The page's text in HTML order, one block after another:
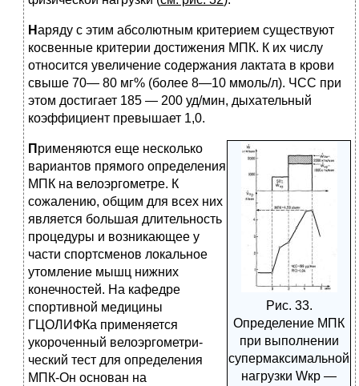
Наряду с этим абсолютным критерием существуют
косвенные критерии достижения МПК. К их числу
относится увеличение содержания лактата в крови
свыше 70— 80 мг% (более 8—10 ммоль/л). ЧСС при
этом достигает 185 — 200 уд/мин, дыхательный
коэффициент превышает 1,0.
Рис. 33.
Определение МПК
при выполнении
супермаксимальной
нагрузки Wкр —
П рименяются еще несколько
вариантов прямого определения
МПК на велоэргометре. К
сожалению, общим для всех них
является большая длительность
процедуры и возникающее у
части спортсменов локальное
утомление мышц нижних
конечностей. На кафедре
спортивной медицины
ГЦОЛИФКа применяется
укороченный велоэргометри-
ческий тест для определения
МПК-Он основан на